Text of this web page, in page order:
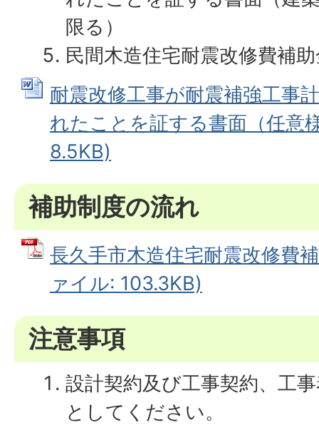
限る）
民間木造住宅耐震改修費補
耐震改修工事が耐震補強工事
れたことを証する書面（任意
8.5KB)
補助制度の流れ
長久手市木造住宅耐震改修費
ァイル: 103.3KB)
注意事項
設計契約及び工事契約、工
としてください。